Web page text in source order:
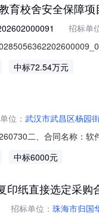
育校舍安全保障
招标单
15066883072供应商（
中标72.54万元
位： 武汉市武昌区杨园
二、合同名称：
要标的名称：电子票
中标6000元
印纸直接选定采购
招标单位： 珠海市归国